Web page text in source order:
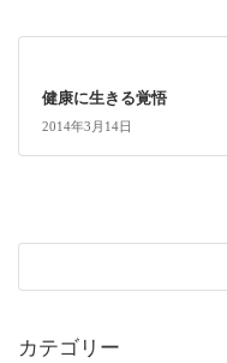
健康に生きる覚悟
2014年3月14日
カテゴリー